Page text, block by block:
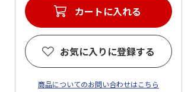
カートに入れる
お気に入りに登録する
商品についてのお問い合わせはこちら